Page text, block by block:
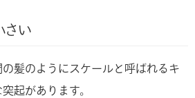
さい
髪のようにスケールと呼ばれるキ
起があります。